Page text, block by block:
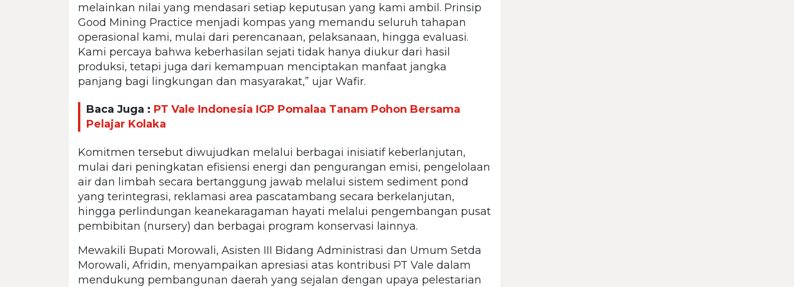
melainkan nilai yang mendasari setiap keputusan yang kami ambil. Prinsip
Good Mining Practice menjadi kompas yang memandu seluruh tahapan
operasional kami, mulai dari perencanaan, pelaksanaan, hingga evaluasi.
Kami percaya bahwa keberhasilan sejati tidak hanya diukur dari hasil
produksi, tetapi juga dari kemampuan menciptakan manfaat jangka
panjang bagi lingkungan dan masyarakat,” ujar Wafir.
Baca Juga : PT Vale Indonesia IGP Pomalaa Tanam Pohon Bersama
Pelajar Kolaka
Komitmen tersebut diwujudkan melalui berbagai inisiatif keberlanjutan,
mulai dari peningkatan efisiensi energi dan pengurangan emisi, pengelolaan
air dan limbah secara bertanggung jawab melalui sistem sediment pond
yang terintegrasi, reklamasi area pascatambang secara berkelanjutan,
hingga perlindungan keanekaragaman hayati melalui pengembangan pusat
pembibitan (nursery) dan berbagai program konservasi lainnya.
Mewakili Bupati Morowali, Asisten III Bidang Administrasi dan Umum Setda
Morowali, Afridin, menyampaikan apresiasi atas kontribusi PT Vale dalam
mendukung pembangunan daerah yang sejalan dengan upaya pelestarian